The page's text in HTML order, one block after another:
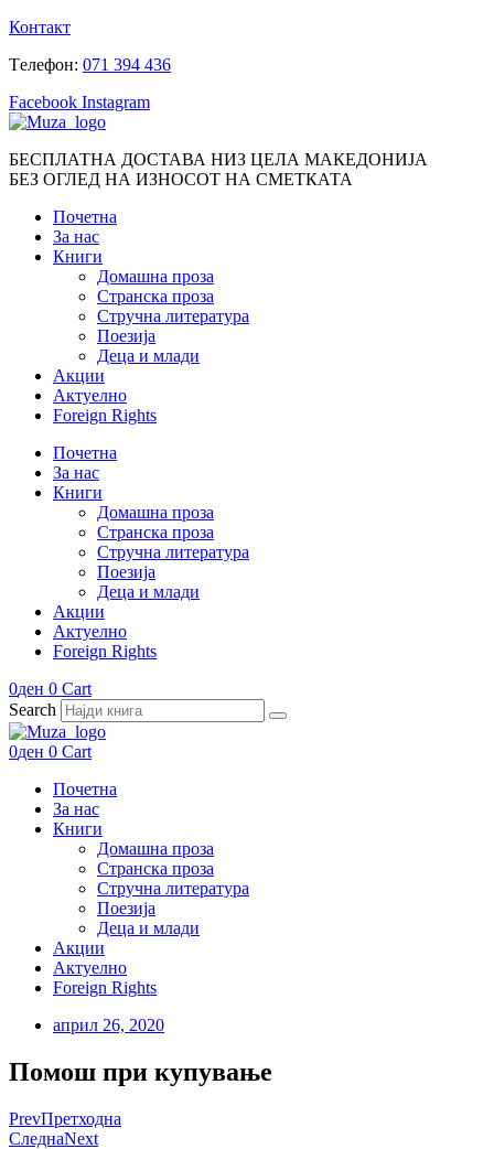
Skip
content
Контакт
Tелефон: 071 394 436
Facebook Instagram
БЕСПЛАТНА ДОСТАВА НИЗ ЦЕЛА МАКЕДОНИЈА
БЕЗ ОГЛЕД НА ИЗНОСОТ НА СМЕТКАТА
Почетна
За нас
Книги
Домашна проза
Странска проза
Стручна литература
Поезија
Деца и млади
Акции
Актуелно
Foreign Rights
Почетна
За нас
Книги
Домашна проза
Странска проза
Стручна литература
Поезија
Деца и млади
Акции
Актуелно
Foreign Rights
0ден 0 Cart
Search
0ден 0 Cart
Почетна
За нас
Книги
Домашна проза
Странска проза
Стручна литература
Поезија
Деца и млади
Акции
Актуелно
Foreign Rights
април 26, 2020
Помош при купување
PrevПретходна
СледнаNext